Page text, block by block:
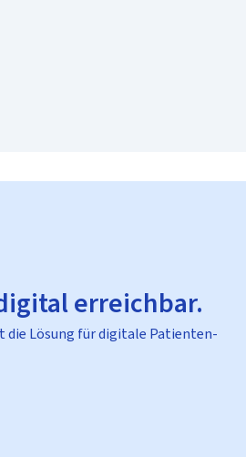
erreichbar.
die Lösung für digitale Patienten-